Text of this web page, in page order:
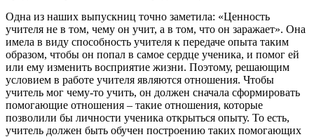
Одна из наших выпускниц точно заметила: «Ценность
учителя не в том, чему он учит, а в том, что он заражает». Она
имела в виду способность учителя к передаче опыта таким
образом, чтобы он попал в самое сердце ученика, и помог ей
или ему изменить восприятие жизни. Поэтому, решающим
условием в работе учителя являются отношения. Чтобы
учитель мог чему-то учить, он должен сначала сформировать
помогающие отношения – такие отношения, которые
позволили бы личности ученика открыться опыту. То есть,
учитель должен быть обучен построению таких помогающих